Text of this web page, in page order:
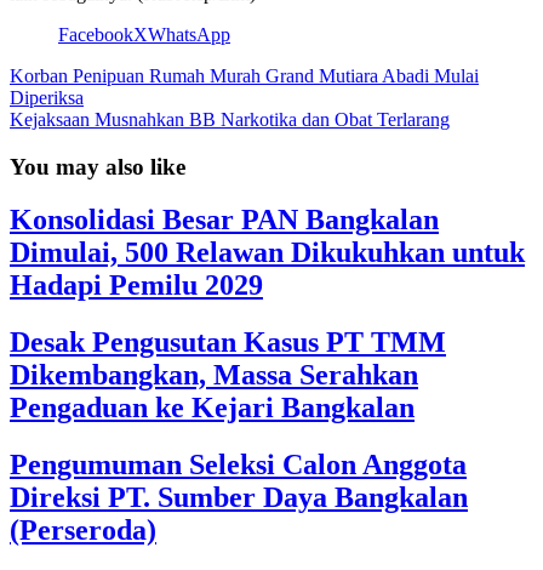
FacebookXWhatsApp
Korban Penipuan Rumah Murah Grand Mutiara Abadi Mulai
Diperiksa
Kejaksaan Musnahkan BB Narkotika dan Obat Terlarang
You may also like
Konsolidasi Besar PAN Bangkalan
Dimulai, 500 Relawan Dikukuhkan untuk
Hadapi Pemilu 2029
Desak Pengusutan Kasus PT TMM
Dikembangkan, Massa Serahkan
Pengaduan ke Kejari Bangkalan
Pengumuman Seleksi Calon Anggota
Direksi PT. Sumber Daya Bangkalan
(Perseroda)